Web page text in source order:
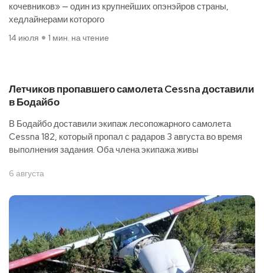
кочевников» — один из крупнейших опэнэйров страны,
хедлайнерами которого
14 июля 1 мин. на чтение
Летчиков пропавшего самолета Cessna доставили
в Бодайбо
В Бодайбо доставили экипаж лесопожарного самолета
Cessna 182, который пропал с радаров 3 августа во время
выполнения задания. Оба члена экипажа живы
6 августа